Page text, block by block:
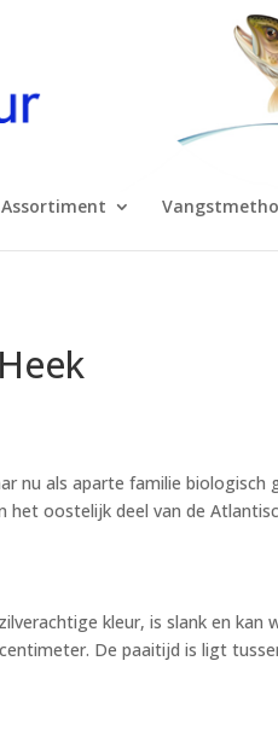
Assortiment
Heek
nu als aparte familie biologisch
oostelijk deel van de
kleur, is slank en kan
De paaitijd is ligt